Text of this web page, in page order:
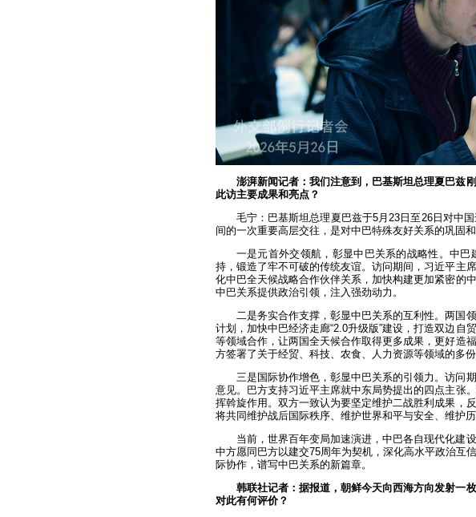
澎湃新闻记者：我们注意到，巴基斯坦总理夏巴兹
此访主要成果和亮点？
毛宁：巴基斯坦总理夏巴兹于5月23日至26日对中
间的一次重要高层交往，是对中巴特殊友好关系的巩固
一是元首外交领航，彰显中巴关系的战略性。中
持，锻造了牢不可破的传统友谊。访问期间，习近平主
化中巴全天候战略合作伙伴关系，加快构建更加紧密的
中巴关系提供政治引领，注入强劲动力。
二是务实合作支撑，彰显中巴关系的互利性。两国
计划，加快中巴经济走廊“2.0升级版”建设，打造双边自
等领域合作，让两国全天候合作取得更多成果，更好造
方签署了关于经贸、科技、农食、人力资源等领域的多份
三是国际协作增色，彰显中巴关系的引领力。访问
意见。巴方支持习近平主席就中东局势提出的四点主张
挥斡旋作用。双方一致认为要坚定维护二战胜利成果，
将共同维护战后国际秩序、维护世界和平与安全、维护历
当前，世界百年变局加速演进，中巴各自现代化建
中方愿同巴方以建交75周年为契机，深化高水平政治互
际协作，谱写中巴关系的新篇章。
韩联社记者：据报道，朝鲜今天向西海方向发射一
对此有何评价？